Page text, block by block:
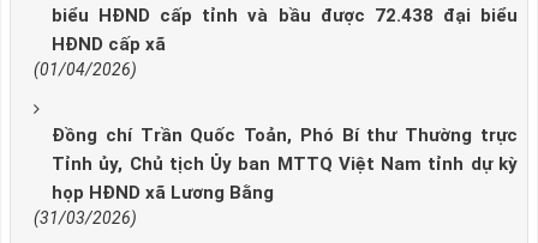
biểu HĐND cấp tỉnh và bầu được 72.438 đại biểu
HĐND cấp xã
(01/04/2026)
Đồng chí Trần Quốc Toản, Phó Bí thư Thường trực
Tỉnh ủy, Chủ tịch Ủy ban MTTQ Việt Nam tỉnh dự kỳ
họp HĐND xã Lương Bằng
(31/03/2026)